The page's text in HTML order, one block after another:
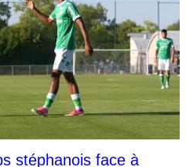
stéphanois face à